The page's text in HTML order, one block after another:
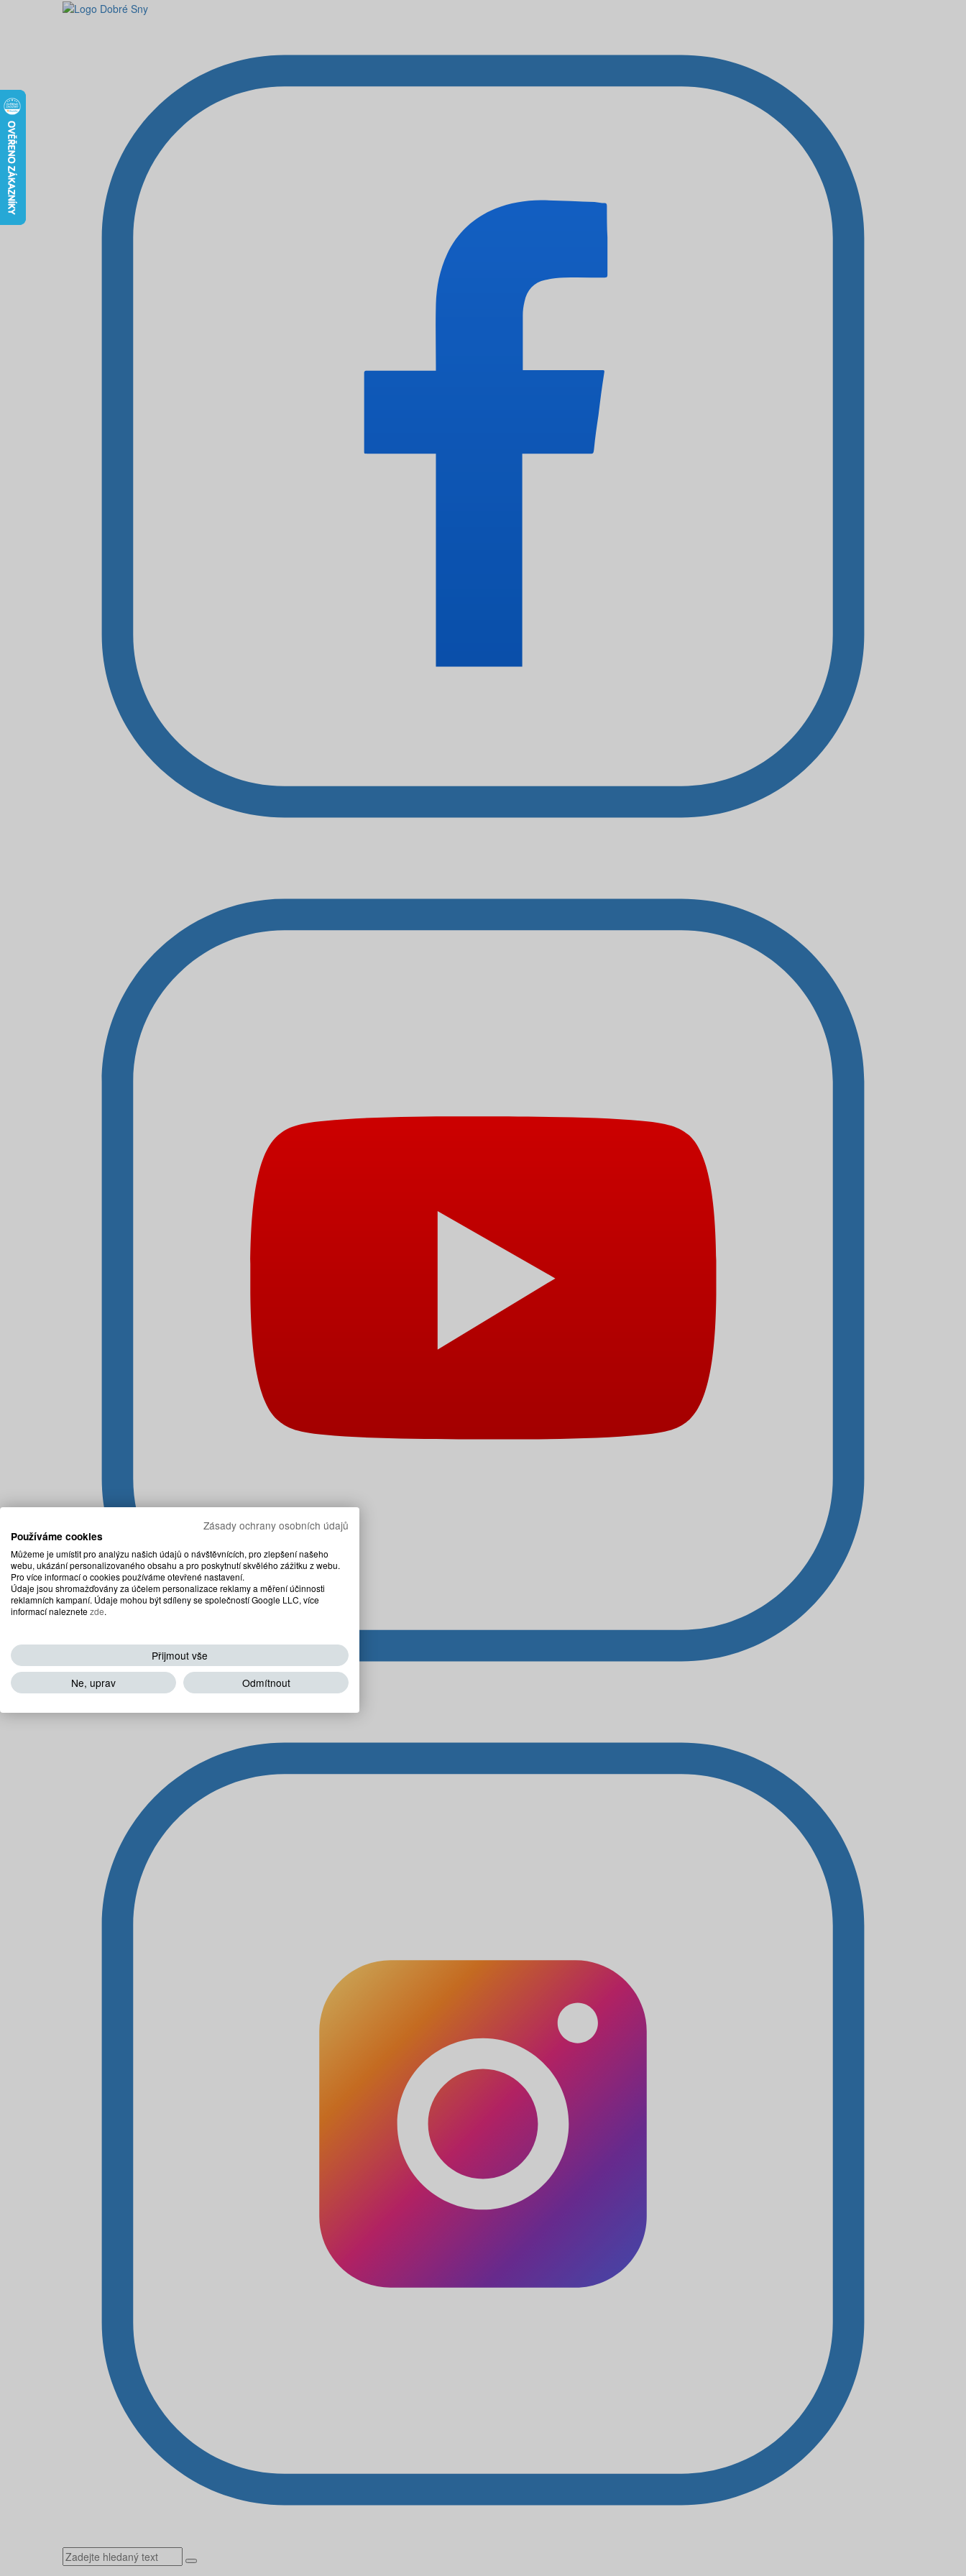
Zásady ochrany osobních údajů
Používáme cookies
Můžeme je umístit pro analýzu našich údajů o návštěvnících, pro zlepšení našeho
webu, ukázání personalizovaného obsahu a pro poskytnutí skvělého zážitku z webu.
Pro více informací o cookies používáme otevřené nastavení.
Údaje jsou shromažďovány za účelem personalizace reklamy a měření účinnosti
reklamních kampaní. Údaje mohou být sdíleny se společností Google LLC, více
informací naleznetezde.
Přijmout vše
Ne, uprav
Odmítnout